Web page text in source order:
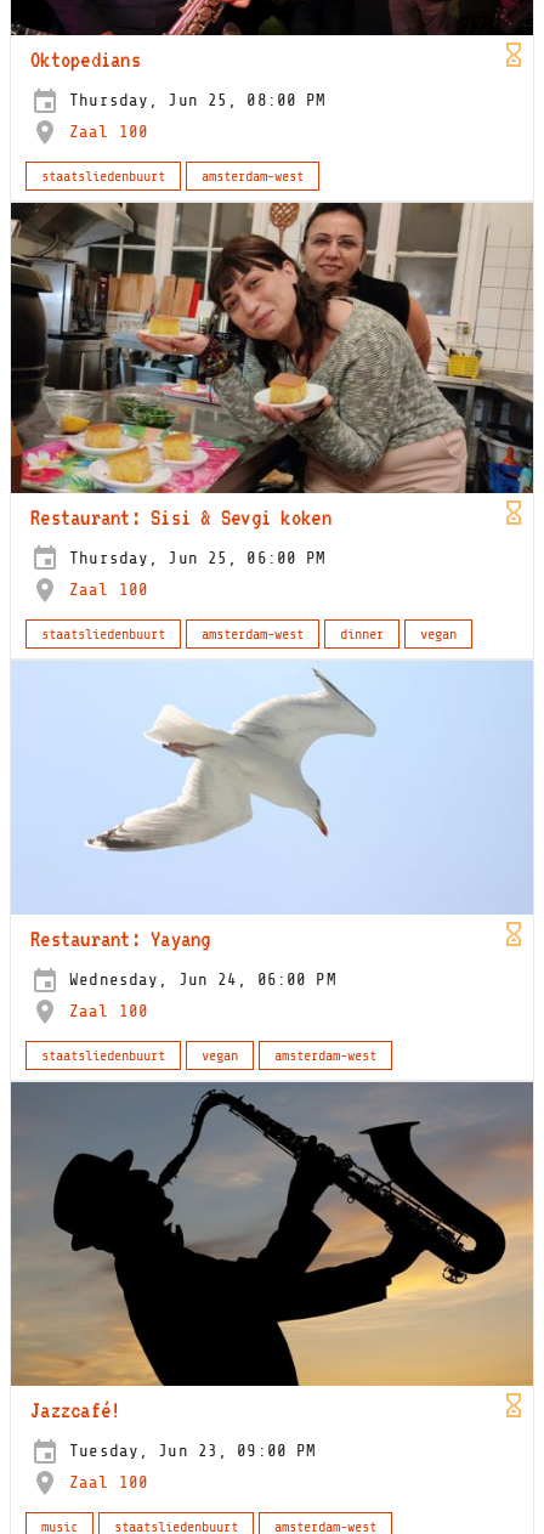
Oktopedians
Thursday, Jun 25, 08:00 PM
Zaal 100
staatsliedenbuurt amsterdam-west
Restaurant: Sisi & Sevgi koken
Thursday, Jun 25, 06:00 PM
Zaal 100
staatsliedenbuurt amsterdam-west dinner vegan
Restaurant: Yayang
Wednesday, Jun 24, 06:00 PM
Zaal 100
staatsliedenbuurt vegan amsterdam-west
Jazzcafé!
Tuesday, Jun 23, 09:00 PM
Zaal 100
music staatsliedenbuurt amsterdam-west